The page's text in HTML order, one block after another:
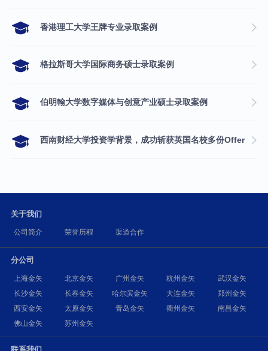
香港理工大学王牌专业录取案例
格拉斯哥大学国际商务硕士录取案例
伯明翰大学数字媒体与创意产业硕士录取案例
西南财经大学投资学背景，成功斩获英国名校多份Offer
关于我们
公司简介 荣誉历程 渠道合作
分公司
上海金矢 北京金矢 广州金矢 杭州金矢
武汉金矢
长沙金矢
长春金矢 哈尔滨金矢 大连金矢
郑州金矢
西安金矢
太原金矢 青岛金矢 衢州金矢
南昌金矢
佛山金矢
苏州金矢